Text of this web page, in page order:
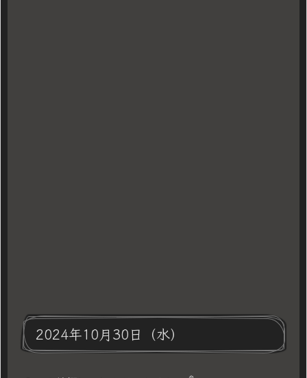
2024年10月30日（水）